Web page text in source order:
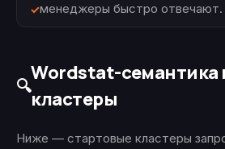
менеджеры быстро отвечают.
🔍
Wordstat-семантика
кластеры
Ниже — стартовые кластеры